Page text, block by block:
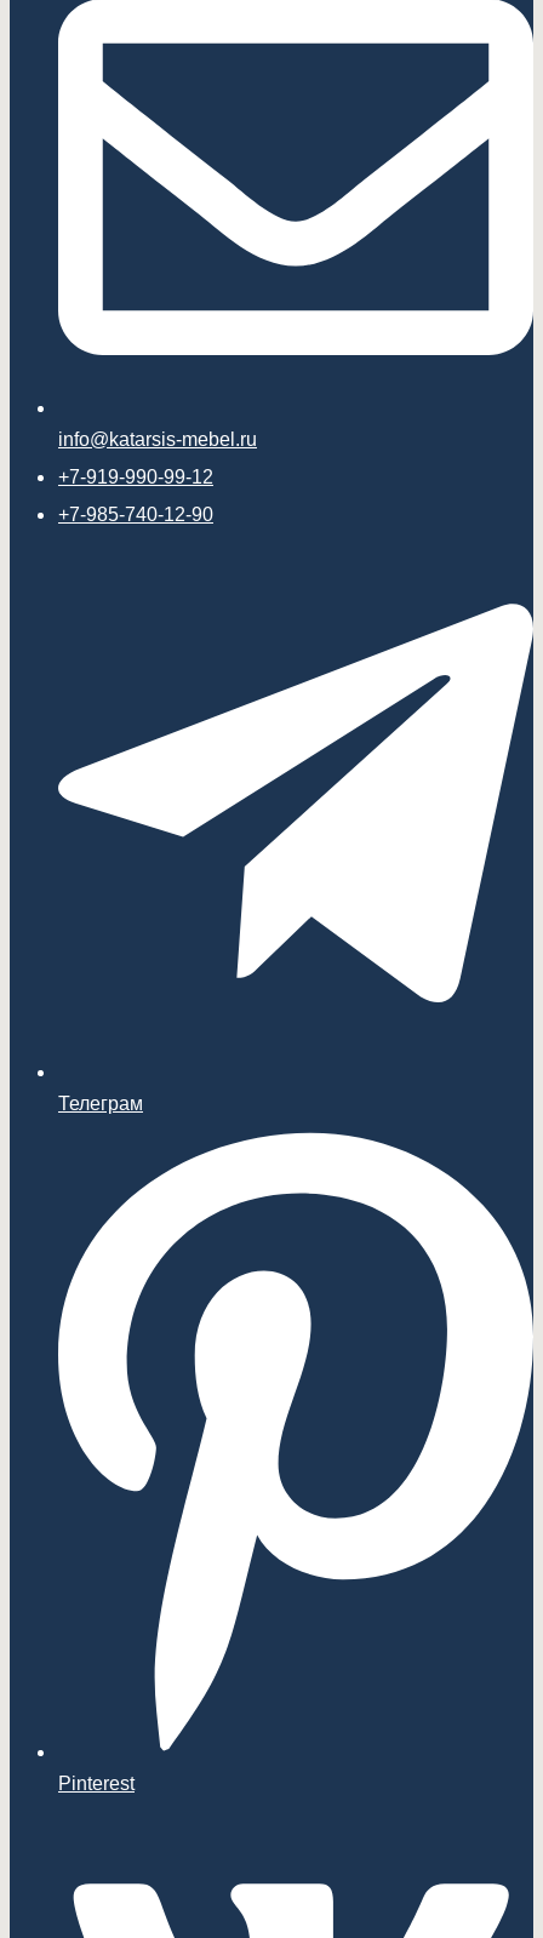
info@katarsis-mebel.ru
+7-919-990-99-12
+7-985-740-12-90
Телеграм
Pinterest